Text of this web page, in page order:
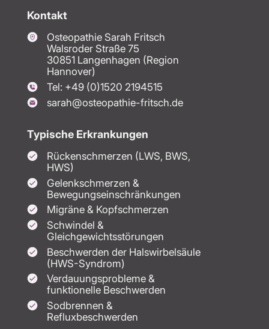
Kontakt
Osteopathie Sarah Fritsch
Walsroder Straße 75
30851 Langenhagen (Region
Hannover)
Tel: +49 (0)1520 2194515
sarah@osteopathie-fritsch.de
Typische Erkrankungen
Rückenschmerzen (LWS, BWS,
HWS)
Gelenkschmerzen &
Bewegungseinschränkungen
Migräne & Kopfschmerzen
Schwindel &
Gleichgewichtsstörungen
Beschwerden der Halswirbelsäule
(HWS-Syndrom)
Verdauungsprobleme &
funktionelle Beschwerden
Sodbrennen &
Refluxbeschwerden